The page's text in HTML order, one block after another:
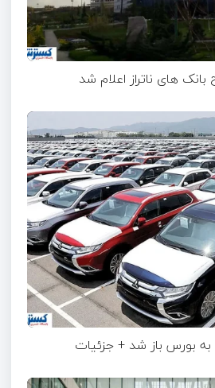
های ناتراز اعلام شد
به بورس باز شد + جزئیات